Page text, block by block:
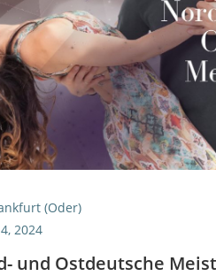
(Oder)
2024
und Ost­deut­sche